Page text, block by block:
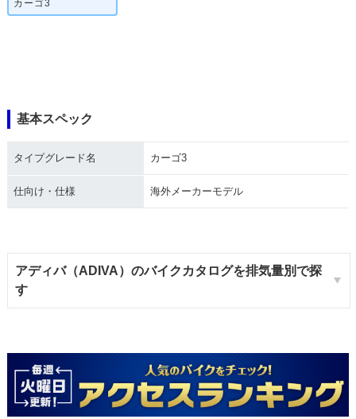
カーゴ3
基本スペック
タイプグレード名 カーゴ3
仕向け・仕様 海外メーカーモデル
アディバ（ADIVA）のバイクカタログを排気量別で探
す